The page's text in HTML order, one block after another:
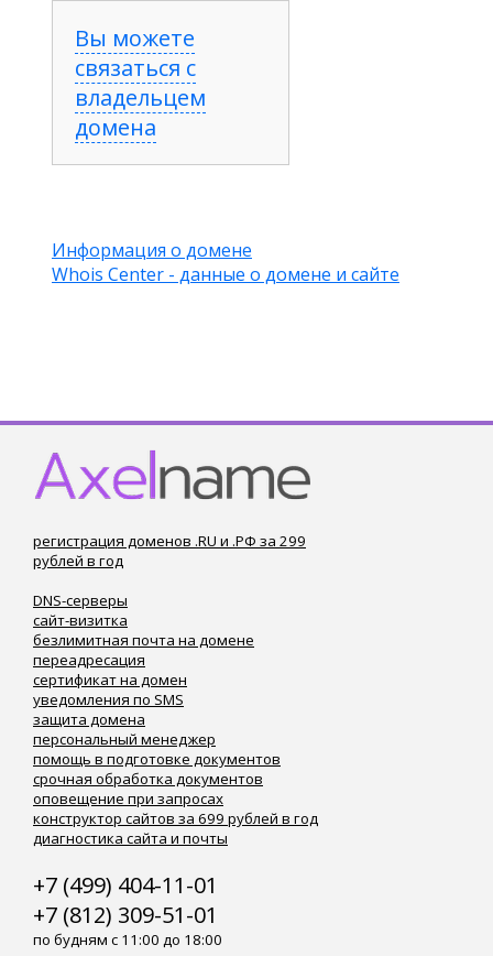
Вы можете
связаться с
владельцем
домена
Информация о домене
Whois Center - данные о домене и сайте
регистрация доменов .RU и .РФ за 299
рублей в год
DNS-серверы
сайт-визитка
безлимитная почта на домене
переадресация
сертификат на домен
уведомления по SMS
защита домена
персональный менеджер
помощь в подготовке документов
срочная обработка документов
оповещение при запросах
конструктор сайтов за 699 рублей в год
диагностика сайта и почты
+7 (499) 404-11-01
+7 (812) 309-51-01
по будням с 11:00 до 18:00